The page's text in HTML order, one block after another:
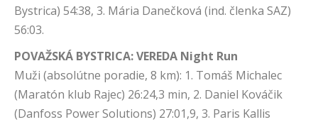
Bystrica) 54:38, 3. Mária Danečková (ind. členka SAZ)
56:03.
POVAŽSKÁ BYSTRICA: VEREDA Night Run
Muži (absolútne poradie, 8 km): 1. Tomáš Michalec
(Maratón klub Rajec) 26:24,3 min, 2. Daniel Kováčik
(Danfoss Power Solutions) 27:01,9, 3. Paris Kallis